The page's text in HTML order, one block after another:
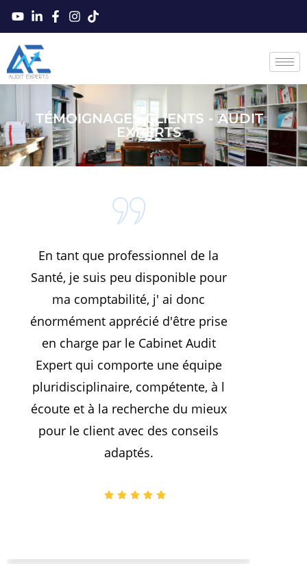
TÉMOIGNAGES CLIENTS - AUDIT
EXPERTS
En tant que professionnel de la
Santé, je suis peu disponible pour
ma comptabilité, j' ai donc
énormément apprécié d'être prise
en charge par le Cabinet Audit
Expert qui comporte une équipe
pluridisciplinaire, compétente, à l
écoute et à la recherche du mieux
pour le client avec des conseils
adaptés.